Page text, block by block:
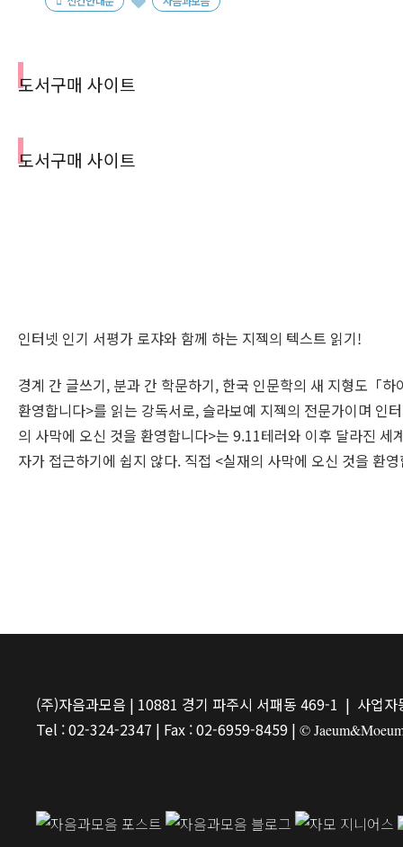
도서구매 사이트
도서구매 사이트
인터넷 인기 서평가 로쟈와 함께 하는 지젝의 텍스트 읽기!
경계 간 글쓰기, 분과 간 학문하기, 한국 인문학의 새 지형도「
환영합니다>를 읽는 강독서로, 슬라보예 지젝의 전문가이며 인
의 사막에 오신 것을 환영합니다>는 9.11테러와 이후 달라진
자가 접근하기에 쉽지 않다. 직접 <실재의 사막에 오신 것을 환
(주)자음과모음 | 10881 경기 파주시 서패동 469-1 | 사업
Tel : 02-324-2347 | Fax : 02-6959-8459 | ©